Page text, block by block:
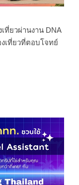
ที่ยวผ่านงาน DNA
เที่ยวที่ตอบโจทย์